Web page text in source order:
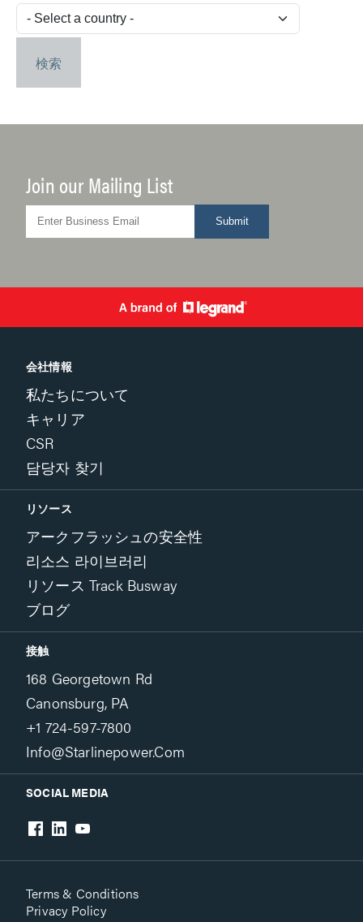
検索
Join our Mailing List
Submit
会社情報
私たちについて
キャリア
CSR
담당자 찾기
リソース
アークフラッシュの安全性
리소스 라이브러리
リソース Track Busway
ブログ
接触
168 Georgetown Rd
Canonsburg, PA
+1 724-597-7800
Info@starlinepower.com
SOCIAL MEDIA
Terms & Conditions
Privacy Policy